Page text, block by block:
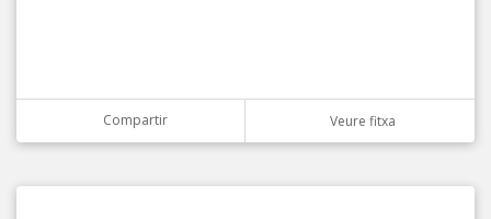
Compartir Veure fitxa